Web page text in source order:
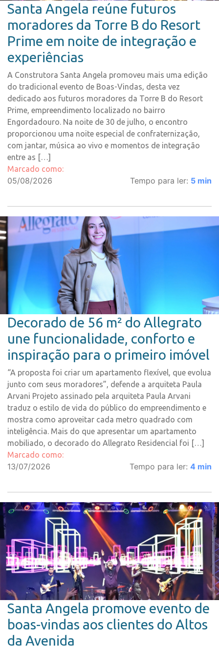
Santa Angela reúne futuros
moradores da Torre B do Resort
Prime em noite de integração e
experiências
A Construtora Santa Angela promoveu mais uma edição
do tradicional evento de Boas-Vindas, desta vez
dedicado aos futuros moradores da Torre B do Resort
Prime, empreendimento localizado no bairro
Engordadouro. Na noite de 30 de julho, o encontro
proporcionou uma noite especial de confraternização,
com jantar, música ao vivo e momentos de integração
entre as […]
Marcado como:
05/08/2026 Tempo para ler: 5 min
Decorado de 56 m² do Allegrato
une funcionalidade, conforto e
inspiração para o primeiro imóvel
“A proposta foi criar um apartamento flexível, que evolua
junto com seus moradores”, defende a arquiteta Paula
Arvani Projeto assinado pela arquiteta Paula Arvani
traduz o estilo de vida do público do empreendimento e
mostra como aproveitar cada metro quadrado com
inteligência. Mais do que apresentar um apartamento
mobiliado, o decorado do Allegrato Residencial foi […]
Marcado como:
13/07/2026 Tempo para ler: 4 min
Santa Angela promove evento de
boas-vindas aos clientes do Altos
da Avenida